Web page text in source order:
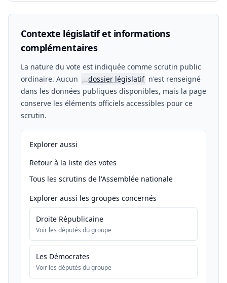
Contexte législatif et informations
complémentaires
La nature du vote est indiquée comme scrutin public
ordinaire. Aucun
📖dossier législatif n'est renseigné
dans les données publiques disponibles, mais la page
conserve les éléments officiels accessibles pour ce
scrutin.
Explorer aussi
Retour à la liste des votes
Tous les scrutins de l'Assemblée nationale
Explorer aussi les groupes concernés
Droite Républicaine
Voir les députés du groupe
Les Démocrates
Voir les députés du groupe